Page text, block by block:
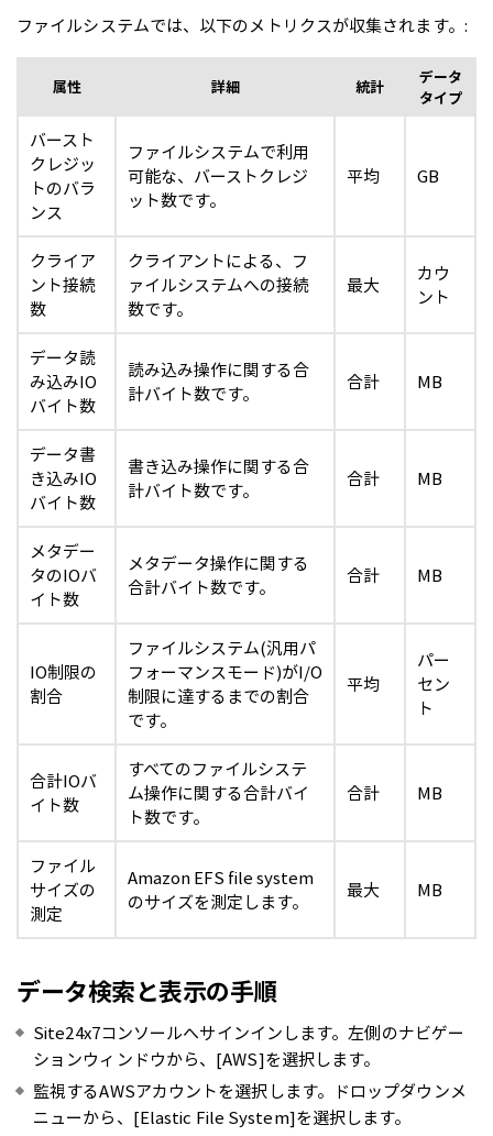
ファイルシステムでは、以下のメトリクスが収集されます。:
属性 詳細 統計
データ
タイプ
バースト
クレジッ
トのバラ
ンス
ファイルシステムで利用
可能な、バーストクレジ
ット数です。
平均 GB
クライア
ント接続
数
クライアントによる、フ
ァイルシステムへの接続
数です。
最大
カウ
ント
データ読
み込みIO
バイト数
読み込み操作に関する合
計バイト数です。
合計 MB
データ書
き込みIO
バイト数
書き込み操作に関する合
計バイト数です。
合計 MB
メタデー
タのIOバ
イト数
メタデータ操作に関する
合計バイト数です。
合計 MB
IO制限の
割合
ファイルシステム(汎用パ
フォーマンスモード)がI/O
制限に達するまでの割合
です。
平均
パー
セン
ト
合計IOバ
イト数
すべてのファイルシステ
ム操作に関する合計バイ
ト数です。
合計 MB
ファイル
サイズの
測定
Amazon EFS file system
のサイズを測定します。
最大 MB
データ検索と表示の手順
Site24x7コンソールへサインインします。左側のナビゲー
ションウィンドウから、[AWS]を選択します。
監視するAWSアカウントを選択します。ドロップダウンメ
ニューから、[Elastic File System]を選択します。